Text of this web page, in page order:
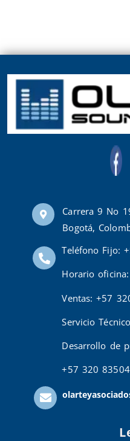
Carrera 9 No
Bogotá,
Teléfono Fijo:
Horario
Ventas: +57
Servicio
Desarrollo de
+57 320